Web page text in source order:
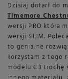
Dzisiaj dotarł do
Timemore
wersji PRO która
wersji SLIM.
to genialne
korzystam z tego
modelu C3